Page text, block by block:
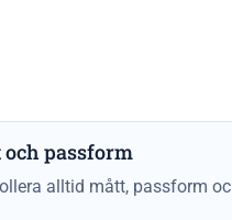
passform
alltid mått, passform